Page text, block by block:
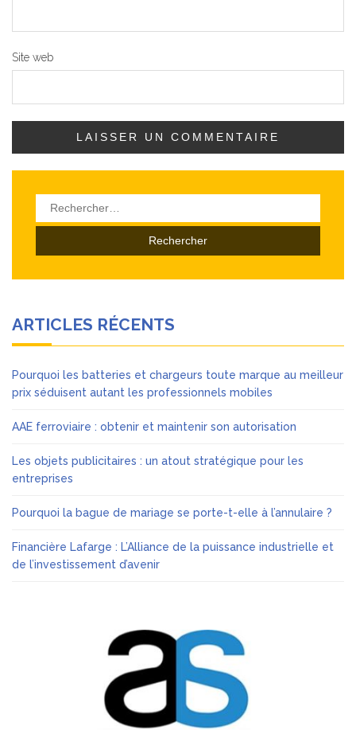
Site web
Rechercher :
ARTICLES RÉCENTS
Pourquoi les batteries et chargeurs toute marque au meilleur
prix séduisent autant les professionnels mobiles
AAE ferroviaire : obtenir et maintenir son autorisation
Les objets publicitaires : un atout stratégique pour les
entreprises
Pourquoi la bague de mariage se porte-t-elle à l’annulaire ?
Financière Lafarge : L’Alliance de la puissance industrielle et
de l’investissement d’avenir